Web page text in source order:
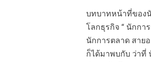
บทบาทหน้าที่ของนั
โลกธุรกิจ “ นักก
นักการตลาด สาย
ก็ได้มาพบกับ ว่าที่